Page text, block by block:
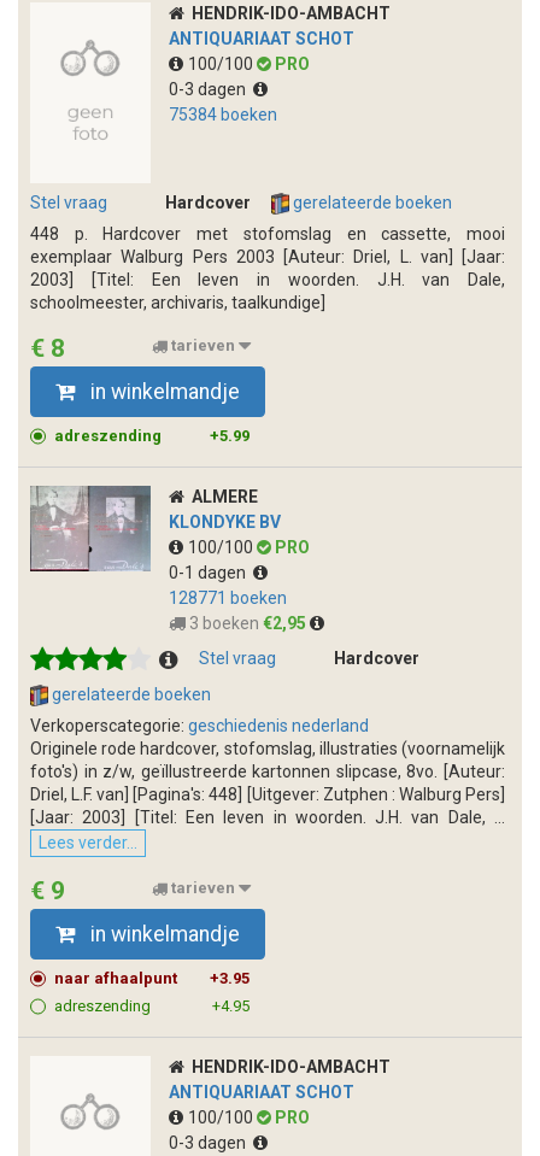
HENDRIK-IDO-AMBACHT
ANTIQUARIAAT SCHOT
100/100
PRO
0-3 dagen
75384 boeken
Stel vraag Hardcover
gerelateerde boeken
448 p. Hardcover met stofomslag en cassette, mooi
exemplaar Walburg Pers 2003 [Auteur: Driel, L. van] [Jaar:
2003] [Titel: Een leven in woorden. J.H. van Dale,
schoolmeester, archivaris, taalkundige]
€ 8 tarieven
in winkelmandje
adreszending +5.99
ALMERE
KLONDYKE BV
100/100
PRO
0-1 dagen
128771 boeken
3 boeken €2,95
Stel vraag
Hardcover
gerelateerde boeken
Verkoperscategorie: geschiedenis nederland
Originele rode hardcover, stofomslag, illustraties (voornamelijk
foto's) in z/w, geïllustreerde kartonnen slipcase, 8vo. [Auteur:
Driel, L.F. van] [Pagina's: 448] [Uitgever: Zutphen : Walburg Pers]
[Jaar: 2003] [Titel: Een leven in woorden. J.H. van Dale, ...
Lees verder...
€ 9 tarieven
in winkelmandje
naar afhaalpunt
+3.95
adreszending
+4.95
HENDRIK-IDO-AMBACHT
ANTIQUARIAAT SCHOT
100/100
PRO
0-3 dagen